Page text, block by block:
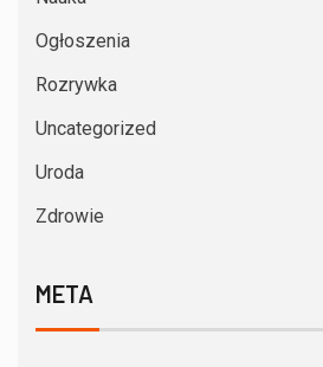
Ogłoszenia
Rozrywka
Uncategorized
Uroda
Zdrowie
META